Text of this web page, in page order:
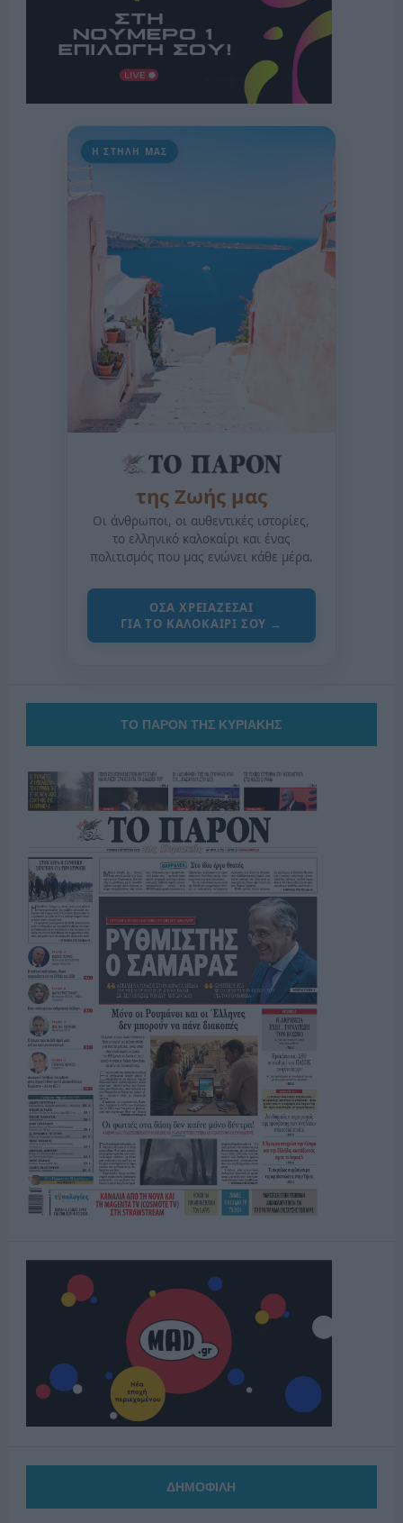
Η ΣΤΗΛΗ ΜΑΣ
της Ζωής μας
Οι άνθρωποι, οι αυθεντικές ιστορίες,
το ελληνικό καλοκαίρι και ένας
πολιτισμός που μας ενώνει κάθε μέρα.
ΟΣΑ ΧΡΕΙΑΖΕΣΑΙ
ΓΙΑ ΤΟ ΚΑΛΟΚΑΙΡΙ ΣΟΥ →
ΤΟ ΠΑΡΟΝ ΤΗΣ ΚΥΡΙΑΚΗΣ
ΔΗΜΟΦΙΛΗ